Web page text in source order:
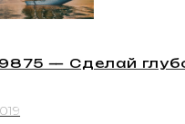
— Сделай